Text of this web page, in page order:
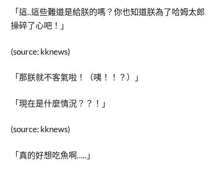
「這..這些難道是給朕的嗎？你也知道朕為了哈姆太郎
操碎了心吧！」
(source: kknews)
「那朕就不客氣啦！（咦！！？）」
「現在是什麼情況？？！」
(source: kknews)
「真的好想吃魚啊…..」